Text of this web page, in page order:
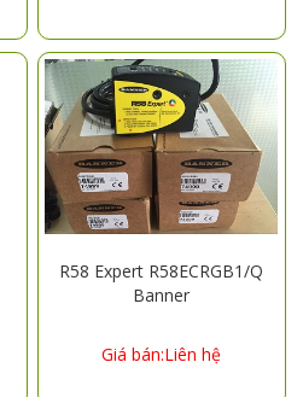
R58 Expert R58ECRGB1/Q
Banner
Giá bán:Liên hệ